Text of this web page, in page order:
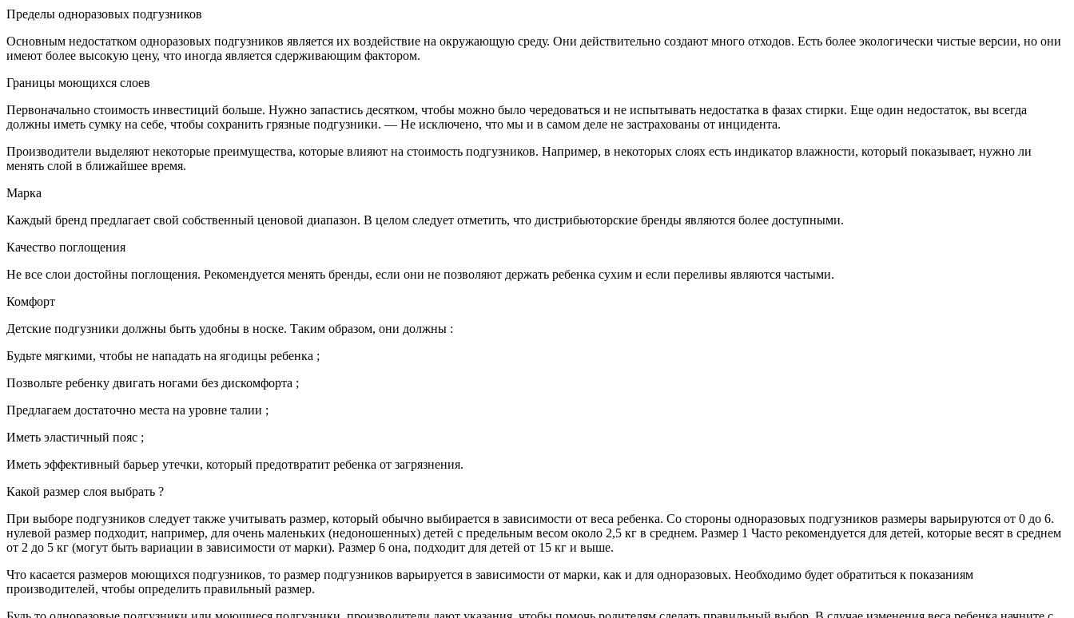
Пределы одноразовых подгузников
Основным недостатком одноразовых подгузников является их воздействие на окружающую среду. Они действительно создают много отходов. Есть более экологически чистые версии, но они
имеют более высокую цену, что иногда является сдерживающим фактором.
Границы моющихся слоев
Первоначально стоимость инвестиций больше. Нужно запастись десятком, чтобы можно было чередоваться и не испытывать недостатка в фазах стирки. Еще один недостаток, вы всегда
должны иметь сумку на себе, чтобы сохранить грязные подгузники. — Не исключено, что мы и в самом деле не застрахованы от инцидента.
Производители выделяют некоторые преимущества, которые влияют на стоимость подгузников. Например, в некоторых слоях есть индикатор влажности, который показывает, нужно ли
менять слой в ближайшее время.
Марка
Каждый бренд предлагает свой собственный ценовой диапазон. В целом следует отметить, что дистрибьюторские бренды являются более доступными.
Качество поглощения
Не все слои достойны поглощения. Рекомендуется менять бренды, если они не позволяют держать ребенка сухим и если переливы являются частыми.
Комфорт
Детские подгузники должны быть удобны в носке. Таким образом, они должны :
Будьте мягкими, чтобы не нападать на ягодицы ребенка ;
Позвольте ребенку двигать ногами без дискомфорта ;
Предлагаем достаточно места на уровне талии ;
Иметь эластичный пояс ;
Иметь эффективный барьер утечки, который предотвратит ребенка от загрязнения.
Какой размер слоя выбрать ?
При выборе подгузников следует также учитывать размер, который обычно выбирается в зависимости от веса ребенка. Со стороны одноразовых подгузников размеры варьируются от 0 до 6.
нулевой размер подходит, например, для очень маленьких (недоношенных) детей с предельным весом около 2,5 кг в среднем. Размер 1 Часто рекомендуется для детей, которые весят в среднем
от 2 до 5 кг (могут быть вариации в зависимости от марки). Размер 6 она, подходит для детей от 15 кг и выше.
Что касается размеров моющихся подгузников, то размер подгузников варьируется в зависимости от марки, как и для одноразовых. Необходимо будет обратиться к показаниям
производителей, чтобы определить правильный размер.